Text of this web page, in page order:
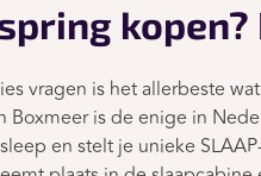
vragen is het allerbeste
Boxmeer is de enige in
en stelt je unieke